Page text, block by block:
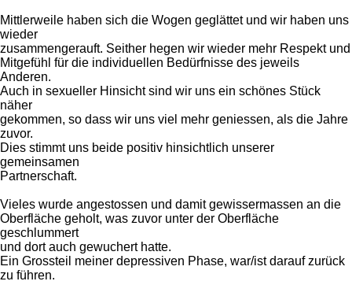
Mittlerweile haben sich die Wogen geglättet und wir haben uns
wieder
zusammengerauft. Seither hegen wir wieder mehr Respekt und
Mitgefühl für die individuellen Bedürfnisse des jeweils
Anderen.
Auch in sexueller Hinsicht sind wir uns ein schönes Stück
näher
gekommen, so dass wir uns viel mehr geniessen, als die Jahre
zuvor.
Dies stimmt uns beide positiv hinsichtlich unserer
gemeinsamen
Partnerschaft.
Vieles wurde angestossen und damit gewissermassen an die
Oberfläche geholt, was zuvor unter der Oberfläche
geschlummert
und dort auch gewuchert hatte.
Ein Grossteil meiner depressiven Phase, war/ist darauf zurück
zu führen.